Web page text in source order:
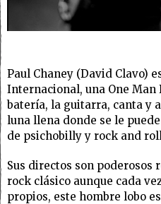
Paul Chaney (David Clavo)
Internacional, una One Man
batería, la guitarra, canta y
luna llena donde se le
de psichobilly y rock and
Sus directos son poderosos
rock clásico aunque cada
propios, este hombre lobo